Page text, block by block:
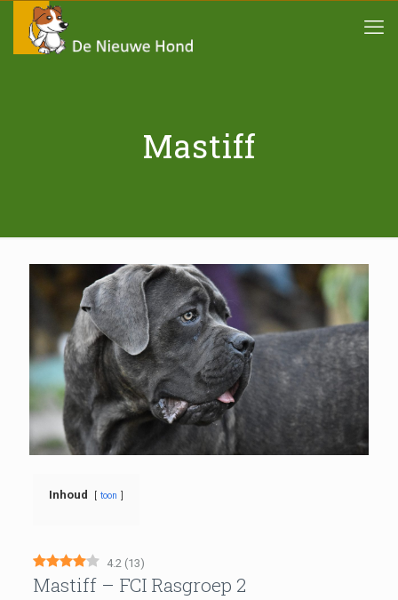
Mastiff
Inhoud toon
4.2 (13)
Mastiff – FCI Rasgroep 2